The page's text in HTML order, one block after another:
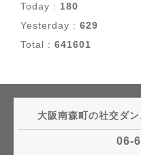
Today : 180
Yesterday : 629
Total : 641601
大阪南森町の社交ダ
06-